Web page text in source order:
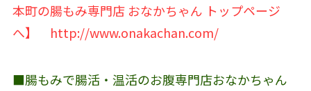
本町の腸もみ専門店 おなかちゃん トップページ
へ】
http://www.onakachan.com/
■腸もみで腸活・温活のお腹専門店おなかちゃん